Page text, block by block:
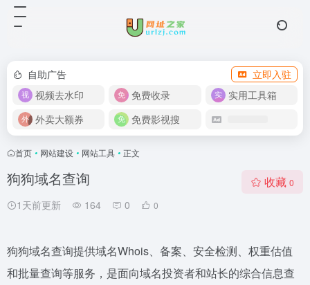
自助广告
立即入驻
视频去水印
免费收录
实用工具箱
外卖大额券
免费影视搜
首页 • 网站建设 • 网站工具 • 正文
狗狗域名查询
1天前更新 164 0 0
收藏 0
狗狗域名查询提供域名Whois、备案、安全检测、权重估值
和批量查询等服务，是面向域名投资者和站长的综合信息查